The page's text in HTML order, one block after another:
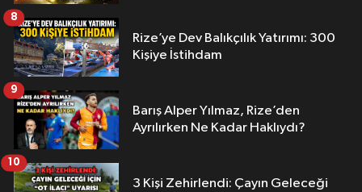
Rize’ye Dev Balıkçılık Yatırımı: 300
Kişiye İstihdam
8
Barış Alper Yılmaz, Rize’den
Ayrılırken Ne Kadar Haklıydı?
9
3 Kişi Zehirlendi: Çayın Geleceği
10